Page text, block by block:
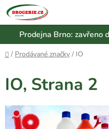
Přejít
na
obsah
Prodejna Brno:
Domů
/ Prodávané značky / IO
IO, Strana 2